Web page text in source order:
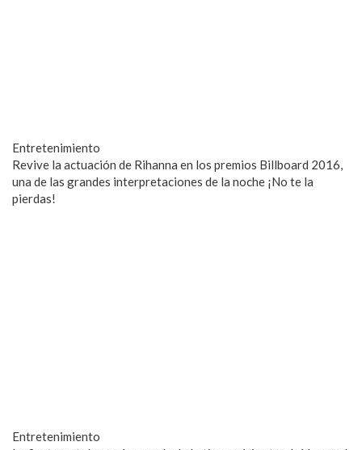
Entretenimiento
Revive la actuación de Rihanna en los premios Billboard 2016,
una de las grandes interpretaciones de la noche ¡No te la
pierdas!
Entretenimiento